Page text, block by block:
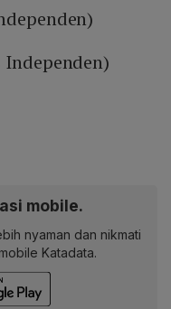
Independen)
mobile.
nyaman dan nikmati
Katadata.